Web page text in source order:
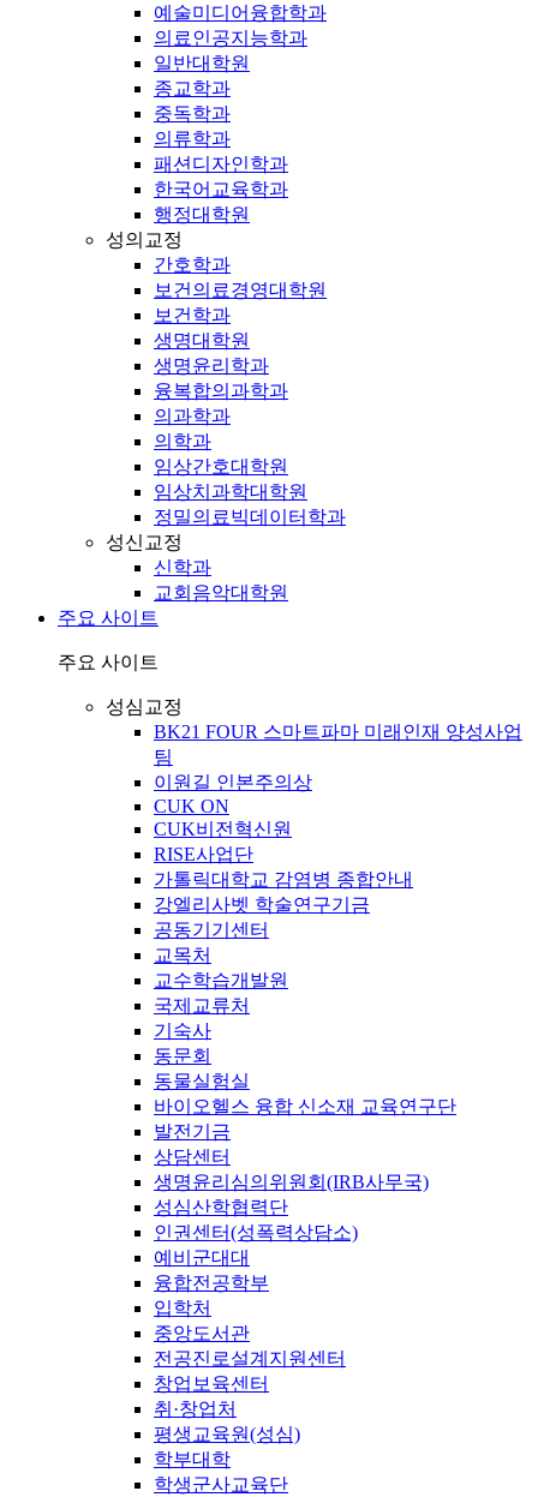
예술미디어융합학과
의료인공지능학과
일반대학원
종교학과
중독학과
의류학과
패션디자인학과
한국어교육학과
행정대학원
성의교정
간호학과
보건의료경영대학원
보건학과
생명대학원
생명윤리학과
융복합의과학과
의과학과
의학과
임상간호대학원
임상치과학대학원
정밀의료빅데이터학과
성신교정
신학과
교회음악대학원
주요 사이트
주요 사이트
성심교정
BK21 FOUR 스마트파마 미래인재 양성사업
팀
이원길 인본주의상
CUK ON
CUK비전혁신원
RISE사업단
가톨릭대학교 감염병 종합안내
강엘리사벳 학술연구기금
공동기기센터
교목처
교수학습개발원
국제교류처
기숙사
동문회
동물실험실
바이오헬스 융합 신소재 교육연구단
발전기금
상담센터
생명윤리심의위원회(IRB사무국)
성심산학협력단
인권센터(성폭력상담소)
예비군대대
융합전공학부
입학처
중앙도서관
전공진로설계지원센터
창업보육센터
취·창업처
평생교육원(성심)
학부대학
학생군사교육단